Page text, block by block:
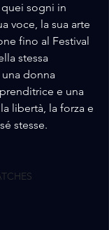
sogni in
voce, la sua arte
fino al Festival
stessa
donna
e una
libertà, la forza e
stesse.